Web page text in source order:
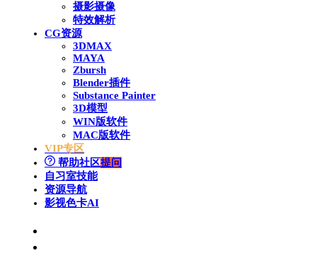
摄影摄像
特效解析
CG资源
3DMAX
MAYA
Zbursh
Blender插件
Substance Painter
3D模型
WIN版软件
MAC版软件
VIP专区
帮助社区提问
自习室技能
资源导航
影视色卡AI